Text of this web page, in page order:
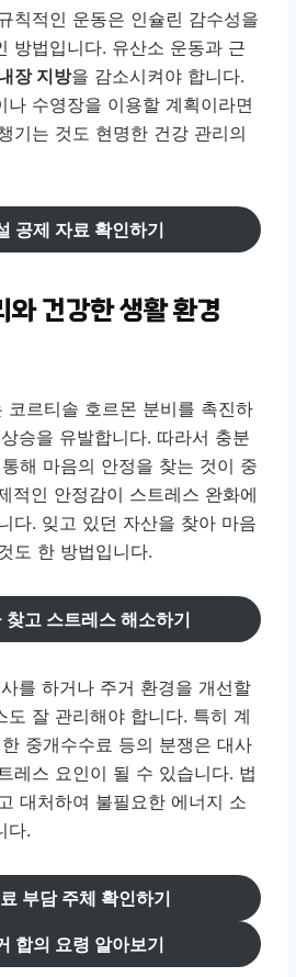
칙적인 운동은 인슐린 감수성을
방법입니다. 유산소 운동과 근
장 지방을 감소시켜야 합니다.
나 수영장을 이용할 계획이라면
기는 것도 현명한 건강 관리의
공제 자료 확인하기
와 건강한 생활 환경
코르티솔 호르몬 분비를 촉진하
승을 유발합니다. 따라서 충분
해 마음의 안정을 찾는 것이 중
적인 안정감이 스트레스 완화에
다. 잊고 있던 자산을 찾아 마음
도 한 방법입니다.
찾고 스트레스 해소하기
를 하거나 주거 환경을 개선할
도 잘 관리해야 합니다. 특히 계
중개수수료 등의 분쟁은 대사
레스 요인이 될 수 있습니다. 법
대처하여 불필요한 에너지 소
다.
부담 주체 확인하기
합의 요령 알아보기